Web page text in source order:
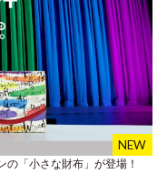
の「小さな財布」が登場！